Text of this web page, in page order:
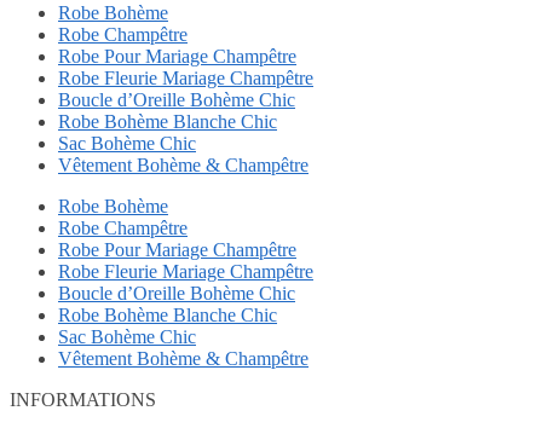
Robe Bohème
Robe Champêtre
Robe Pour Mariage Champêtre
Robe Fleurie Mariage Champêtre
Boucle d’Oreille Bohème Chic
Robe Bohème Blanche Chic
Sac Bohème Chic
Vêtement Bohème & Champêtre
Robe Bohème
Robe Champêtre
Robe Pour Mariage Champêtre
Robe Fleurie Mariage Champêtre
Boucle d’Oreille Bohème Chic
Robe Bohème Blanche Chic
Sac Bohème Chic
Vêtement Bohème & Champêtre
INFORMATIONS